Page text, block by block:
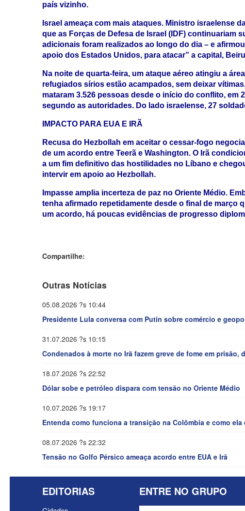
país vizinho.
Israel ameaça com mais ataques. Ministro israelense
que as Forças de Defesa de Israel (IDF) continuariam
adicionais foram realizados ao longo do dia – e
apoio dos Estados Unidos, para atacar” a capital,
Na noite de quarta-feira, um ataque aéreo atingiu a
refugiados sírios estão acampados, sem deixar
mataram 3.526 pessoas desde o início do conflito, em
segundo as autoridades. Do lado israelense, 27
IMPACTO PARA EUA E IRÃ
Recusa do Hezbollah em aceitar o cessar-fogo
de um acordo entre Teerã e Washington. O Irã
a um fim definitivo das hostilidades no Líbano e
intervir em apoio ao Hezbollah.
Impasse amplia incerteza de paz no Oriente Médio.
tenha afirmado repetidamente desde o final de março
um acordo, há poucas evidências de progresso
Compartilhe:
Outras Notícias
05.08.2026 ?s 10:44
Presidente Lula conversa com Putin sobre comércio e
31.07.2026 ?s 10:15
Condenados à morte no Irã fazem greve de fome em prisão,
18.07.2026 ?s 22:52
Dólar sobe e petróleo dispara com tensão no Oriente Médio
10.07.2026 ?s 19:17
Entenda como funciona a transição na Colômbia e como
08.07.2026 ?s 22:32
Tensão no Golfo Pérsico ameaça acordo entre EUA e Irã
EDITORIAS ENTRE NO GRUPO